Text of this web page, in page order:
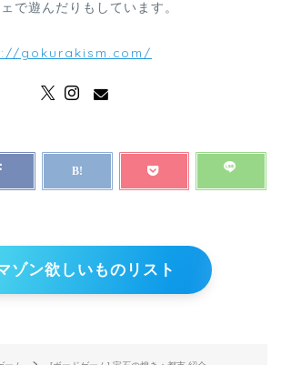
で遊んだりもしています。
gokurakism.com/
ゾン欲しいものリスト